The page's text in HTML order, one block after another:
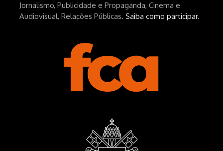
Jornalismo, Publicidade e Propaganda, Cinema e
Audiovisual, Relações Públicas. Saiba como participar.